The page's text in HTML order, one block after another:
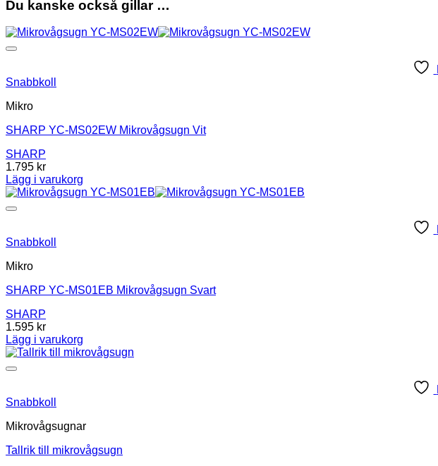
Du kanske också gillar …
Snabbkoll
Mikro
SHARP YC-MS02EW Mikrovågsugn Vit
SHARP
1.795 kr
Lägg i varukorg
Snabbkoll
Mikro
SHARP YC-MS01EB Mikrovågsugn Svart
SHARP
1.595 kr
Lägg i varukorg
Snabbkoll
Mikrovågsugnar
Tallrik till mikrovågsugn